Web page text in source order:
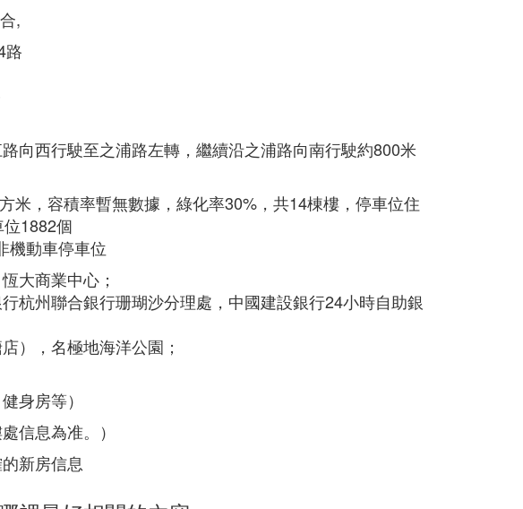
,
路
向西行駛至之浦路左轉，繼續沿之浦路向南行駛約800米
米，容積率暫無數據，綠化率30%，共14棟樓，停車位住
1882個
機動車停車位
大商業中心；
杭州聯合銀行珊瑚沙分理處，中國建設銀行24小時自助銀
），名極地海洋公園；
身房等）
信息為准。）
新房信息